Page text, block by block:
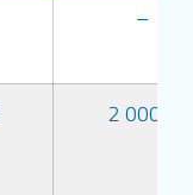
–
2 000 €